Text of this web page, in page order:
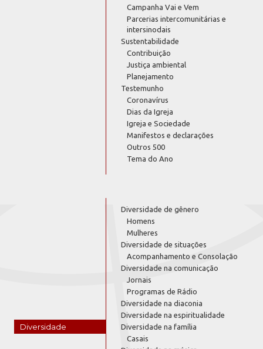
Campanha Vai e Vem
Parcerias intercomunitárias e
intersinodais
Sustentabilidade
Contribuição
Justiça ambiental
Planejamento
Testemunho
Coronavírus
Dias da Igreja
Igreja e Sociedade
Manifestos e declarações
Outros 500
Tema do Ano
Diversidade
Diversidade de gênero
Homens
Mulheres
Diversidade de situações
Acompanhamento e Consolação
Diversidade na comunicação
Jornais
Programas de Rádio
Diversidade na diaconia
Diversidade na espiritualidade
Diversidade na família
Casais